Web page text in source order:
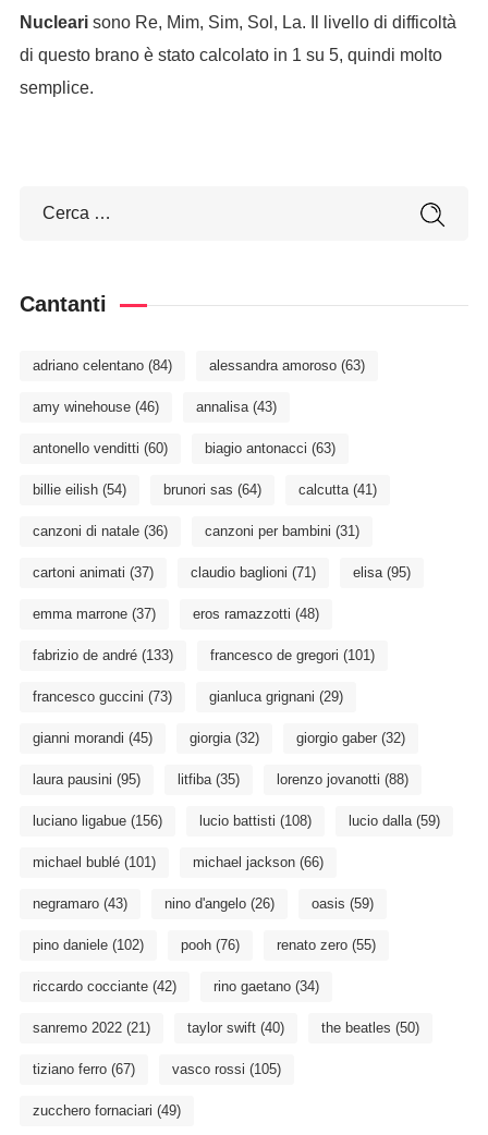
Nuclearisono Re, Mim, Sim, Sol, La. Il livello di difficoltà
di questo brano è stato calcolato in 1 su 5, quindi molto
semplice.
Cantanti
adriano celentano(84) alessandra amoroso(63)
amy winehouse(46) annalisa(43)
antonello venditti (60) biagio antonacci (63)
billie eilish(54) brunori sas (64) calcutta(41)
canzoni di natale(36) canzoni per bambini (31)
cartoni animati (37) claudio baglioni (71) elisa(95)
emma marrone(37) eros ramazzotti (48)
fabrizio de andré(133) francesco de gregori (101)
francesco guccini (73) gianluca grignani (29)
gianni morandi (45) giorgia(32) giorgio gaber(32)
laura pausini (95) litfiba(35) lorenzo jovanotti (88)
luciano ligabue(156) lucio battisti (108) lucio dalla(59)
michael bublé(101) michael jackson(66)
negramaro(43) nino d'angelo(26) oasis (59)
pino daniele(102) pooh(76) renato zero(55)
riccardo cocciante(42) rino gaetano(34)
sanremo 2022(21) taylor swift(40) the beatles (50)
tiziano ferro(67) vasco rossi (105)
zucchero fornaciari (49)